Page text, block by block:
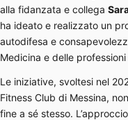
alla fidanzata e collega
ha ideato e realizzato un
autodifesa e
Medicina e delle
Le iniziative, svoltesi nel
Fitness Club di Messina,
fine a sé stesso.